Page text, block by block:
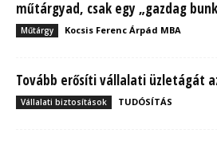
műtárgyad, csak egy „gazdag
Műtárgy Kocsis Ferenc Árpád MBA
Tovább erősíti vállalati üzletágát
Vállalati biztosítások TUDÓSÍTÁS